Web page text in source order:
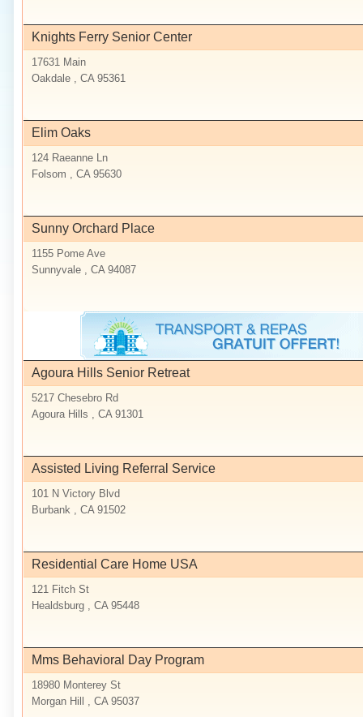
Knights Ferry Senior Center
17631 Main
Oakdale , CA 95361
Elim Oaks
124 Raeanne Ln
Folsom , CA 95630
Sunny Orchard Place
1155 Pome Ave
Sunnyvale , CA 94087
Agoura Hills Senior Retreat
5217 Chesebro Rd
Agoura Hills , CA 91301
Assisted Living Referral Service
101 N Victory Blvd
Burbank , CA 91502
Residential Care Home USA
121 Fitch St
Healdsburg , CA 95448
Mms Behavioral Day Program
18980 Monterey St
Morgan Hill , CA 95037